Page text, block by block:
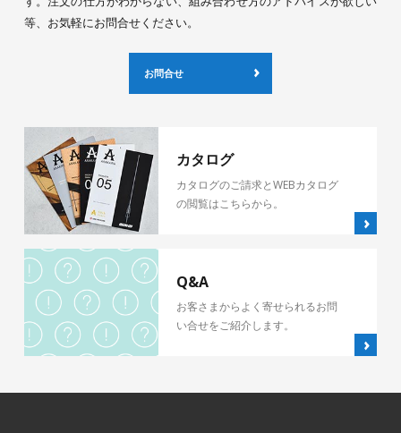
等、お気軽にお問合せください。
お問合せ
カタログ
カタログのご請求とWEBカタログ
の閲覧はこちらから。
Q&A
お客さまからよく寄せられるお問
い合せをご紹介します。